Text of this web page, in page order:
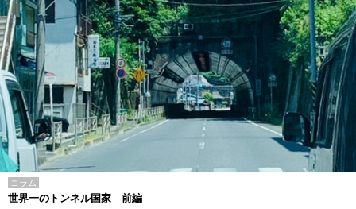
コラム
世界一のトンネル国家 前編